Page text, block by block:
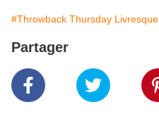
#Throwback Thursday Livresque
Partager